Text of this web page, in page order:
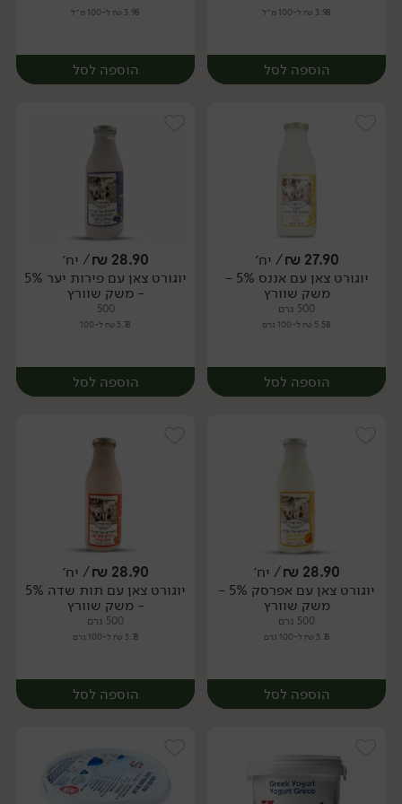
3.98 ₪ ל-100 מ״ל
הוספה לסל
יח׳
3.98 ₪ ל-100 מ״ל
הוספה לסל
יח׳
27.90
₪/ יח׳
יוגורט צאן עם אננס 5% -
משק שוורץ
500 גרם
5.58 ₪ ל-100 גרם
הוספה לסל
יח׳
28.90
₪/ יח׳
יוגורט צאן עם פירות יער 5%
- משק שוורץ
500
5.78 ₪ ל-100
הוספה לסל
יח׳
28.90
₪/ יח׳
יוגורט צאן עם אפרסק 5% -
משק שוורץ
500 גרם
5.78 ₪ ל-100 גרם
הוספה לסל
28.90
₪/ יח׳
יוגורט צאן עם תות שדה 5%
- משק שוורץ
500 גרם
5.78 ₪ ל-100 גרם
הוספה לסל